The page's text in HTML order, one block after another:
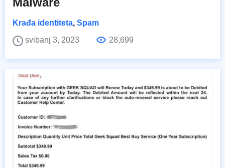
Krađa identiteta, Spam
svibanj 3, 2023
28,699